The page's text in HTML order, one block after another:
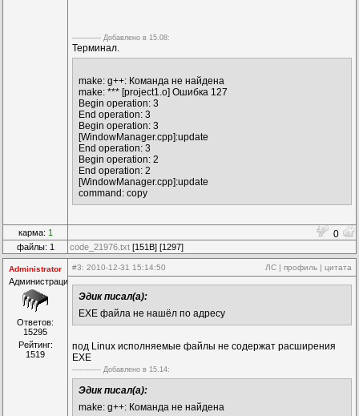
------------ Дoбавленo в 15.08:
Терминал.
make: g++: Команда не найдена
make: *** [project1.o] Ошибка 127
Begin operation: 3
End operation: 3
Begin operation: 3
[WindowManager.cpp]:update
End operation: 3
Begin operation: 2
End operation: 2
[WindowManager.cpp]:update
command: copy
карма: 1 0
файлы: 1 code_21976.txt [151B] [1297]
Administrator
Администрация
Ответов:
15295
Рейтинг:
1519
#3: 2010-12-31 15:14:50 ЛС | профиль | цитата
Эдик писал(а):
EXE файла не нашёл по адресу
под Linux исполняемые файлы не содержат расширения
EXE
------------ Дoбавленo в 15.14:
Эдик писал(а):
make: g++: Команда не найдена